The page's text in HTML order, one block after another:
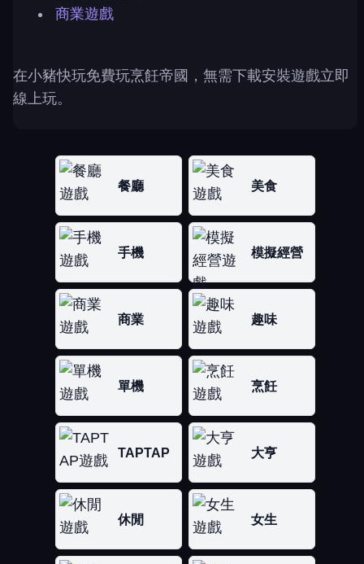
商業遊戲
在小豬快玩免費玩烹飪帝國，無需下載安裝遊戲立即
線上玩。
餐廳 美食
手機 模擬經營
商業 趣味
單機 烹飪
TAPTAP 大亨
休閒 女生